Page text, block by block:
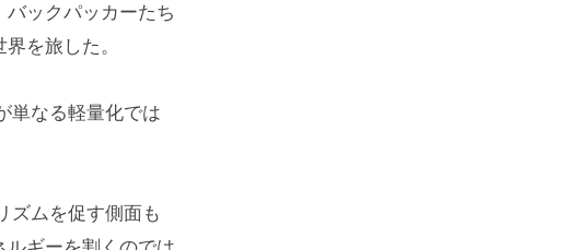
ックパッカーたち
を旅した。
単なる軽量化では
ズムを促す側面も